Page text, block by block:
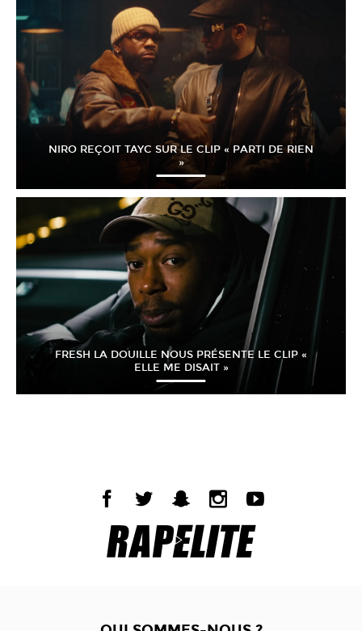
NIRO REÇOIT TAYC SUR LE CLIP « PARTI DE RIEN
»
FRESH LA DOUILLE NOUS PRÉSENTE LE CLIP «
ELLE ME DISAIT »